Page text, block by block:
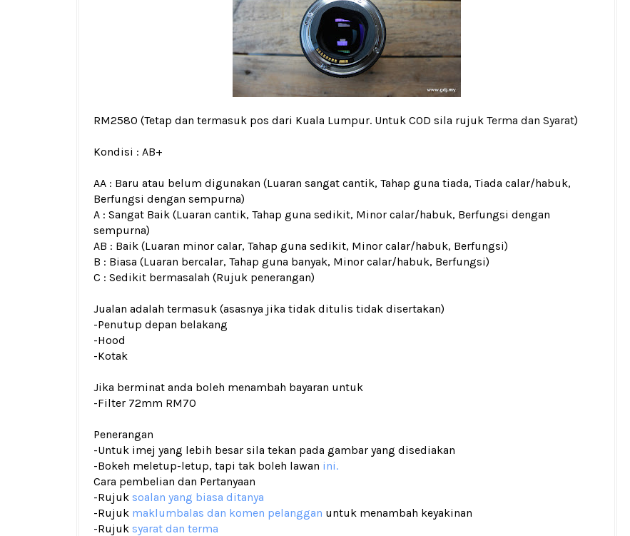
RM2580 (Tetap dan termasuk pos dari Kuala Lumpur. Untuk COD sila rujuk Terma dan Syarat)
Kondisi : AB+
AA : Baru atau belum digunakan (Luaran sangat cantik, Tahap guna tiada, Tiada calar/habuk,
Berfungsi dengan sempurna)
A : Sangat Baik (Luaran cantik, Tahap guna sedikit, Minor calar/habuk, Berfungsi dengan
sempurna)
AB : Baik (Luaran minor calar, Tahap guna sedikit, Minor calar/habuk, Berfungsi)
B : Biasa (Luaran bercalar, Tahap guna banyak, Minor calar/habuk, Berfungsi)
C : Sedikit bermasalah (Rujuk penerangan)
Jualan adalah termasuk (asasnya jika tidak ditulis tidak disertakan)
-Penutup depan belakang
-Hood
-Kotak
Jika berminat anda boleh menambah bayaran untuk
-Filter 72mm RM70
Penerangan
-Untuk imej yang lebih besar sila tekan pada gambar yang disediakan
-Bokeh meletup-letup, tapi tak boleh lawan ini.
Cara pembelian dan Pertanyaan
-Rujuk soalan yang biasa ditanya
-Rujuk maklumbalas dan komen pelanggan untuk menambah keyakinan
-Rujuk syarat dan terma